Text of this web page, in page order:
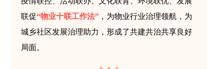
联促“物业十联工作法” ，为物业行业治理领航，为
城乡社区发展治理助力，形成了共建共治共享良好
局面。